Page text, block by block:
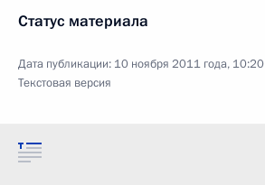
Статус материала
Дата публикации: 10 ноября 2011 года, 10:20
Текстовая версия